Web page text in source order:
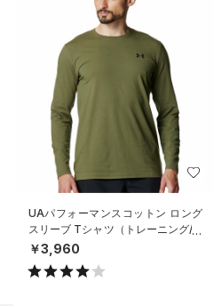
UAパフォーマンスコットン ロング
スリーブ Tシャツ（トレーニング/M
EN）
￥3,960